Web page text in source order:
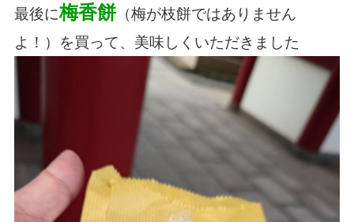
最後に梅香餅（梅が枝餅ではありません
よ！）を買って、美味しくいただきました